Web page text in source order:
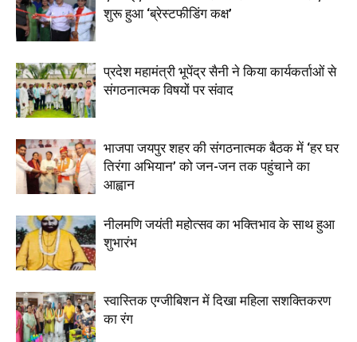
शुरू हुआ ‘ब्रेस्टफीडिंग कक्ष’
प्रदेश महामंत्री भूपेंद्र सैनी ने किया कार्यकर्ताओं से
संगठनात्मक विषयों पर संवाद
भाजपा जयपुर शहर की संगठनात्मक बैठक में ‘हर घर
तिरंगा अभियान’ को जन-जन तक पहुंचाने का
आह्वान
नीलमणि जयंती महोत्सव का भक्तिभाव के साथ हुआ
शुभारंभ
स्वास्तिक एग्जीबिशन में दिखा महिला सशक्तिकरण
का रंग